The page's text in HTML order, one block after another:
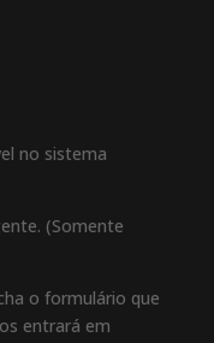
no sistema
(Somente
o formulário que
entrará em